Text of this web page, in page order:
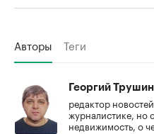
Авторы Теги
Георгий Трушин
редактор
журналистике, но
недвижимость, о